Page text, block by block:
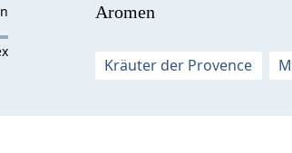
Aromen
Kräuter der Provence